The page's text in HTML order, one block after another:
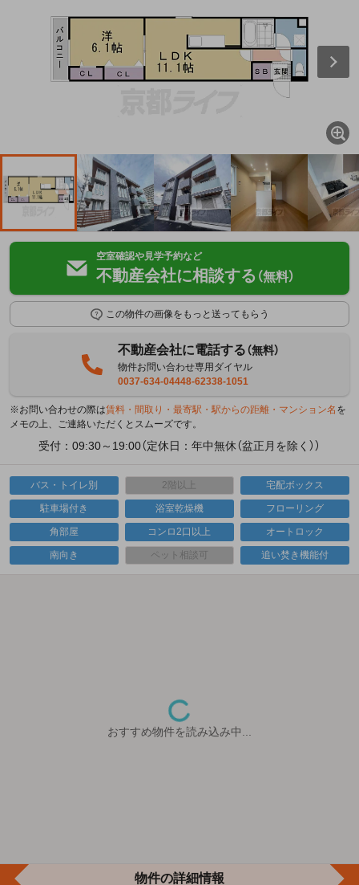
空室確認や見学予約など
不動産会社に相談する （無料）
この物件の画像をもっと送ってもらう
不動産会社に電話する（無料）
物件お問い合わせ専用ダイヤル
0037-634-04448-62338-1051
※お問い合わせの際は賃料・間取り・最寄駅・駅からの距離・マンション名 を
メモの上、ご連絡いただくとスムーズです。
受付：09:30～19:00（定休日：年中無休（盆正月を除く））
バス・トイレ別 2階以上 宅配ボックス
駐車場付き 浴室乾燥機 フローリング
角部屋 コンロ2口以上 オートロック
南向き ペット相談可 追い焚き機能付
おすすめ物件を読み込み中...
物件の詳細情報